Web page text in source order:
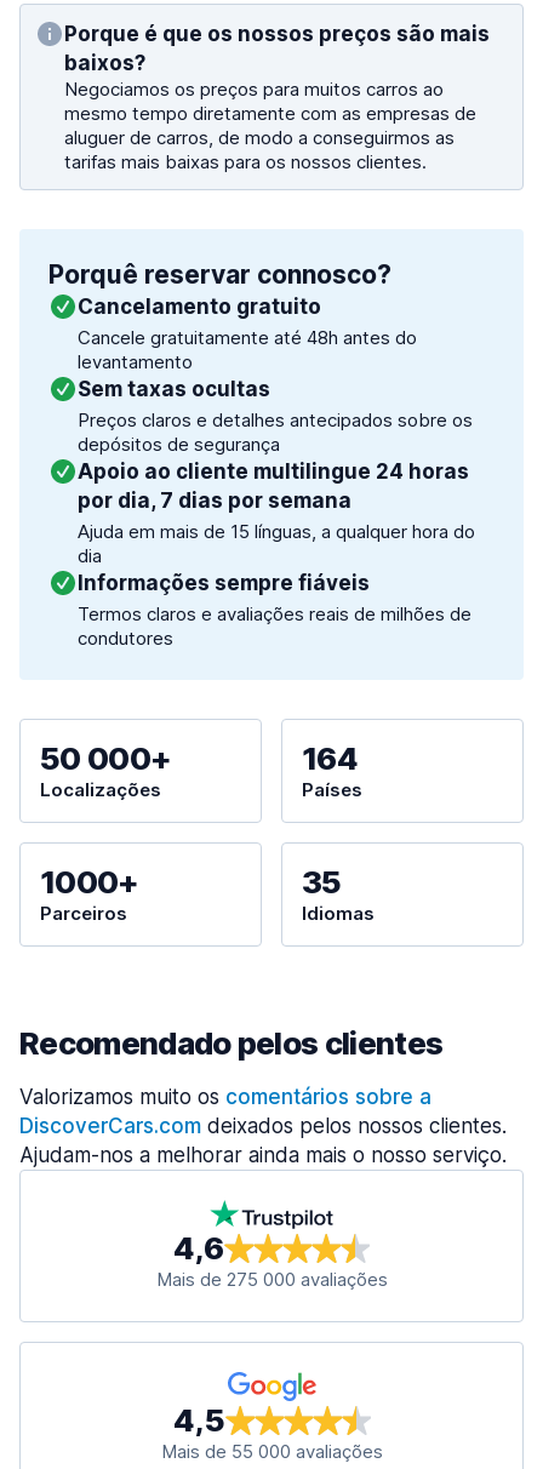
Porque é que os nossos preços são mais
baixos?
Negociamos os preços para muitos carros ao
mesmo tempo diretamente com as empresas de
aluguer de carros, de modo a conseguirmos as
tarifas mais baixas para os nossos clientes.
Porquê reservar connosco?
Cancelamento gratuito
Cancele gratuitamente até 48h antes do
levantamento
Sem taxas ocultas
Preços claros e detalhes antecipados sobre os
depósitos de segurança
Apoio ao cliente multilingue 24 horas
por dia, 7 dias por semana
Ajuda em mais de 15 línguas, a qualquer hora do
dia
Informações sempre fiáveis
Termos claros e avaliações reais de milhões de
condutores
50 000+
Localizações
164
Países
1000+
Parceiros
35
Idiomas
Recomendado pelos clientes
Valorizamos muito os comentários sobre a
DiscoverCars.com deixados pelos nossos clientes.
Ajudam-nos a melhorar ainda mais o nosso serviço.
4,6
Mais de 275 000 avaliações
4,5
Mais de 55 000 avaliações